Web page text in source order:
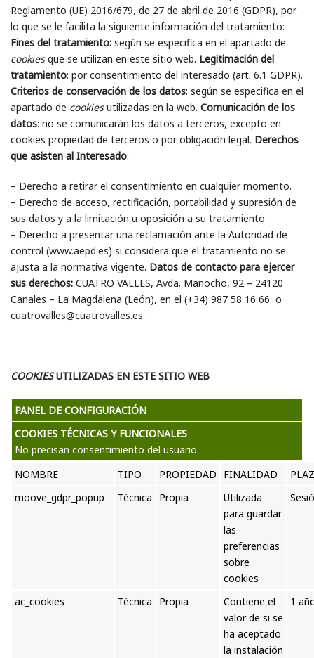
Reglamento (UE) 2016/679, de 27 de abril de 2016 (GDPR), por
lo que se le facilita la siguiente información del tratamiento:
Fines del tratamiento: según se especifica en el apartado de
cookiesque se utilizan en este sitio web. Legitimación del
tratamiento: por consentimiento del interesado (art. 6.1 GDPR).
Criterios de conservación de los datos: según se especifica en el
apartado de cookiesutilizadas en la web. Comunicación de los
datos: no se comunicarán los datos a terceros, excepto en
cookies propiedad de terceros o por obligación legal. Derechos
que asisten al Interesado:
– Derecho a retirar el consentimiento en cualquier momento.
– Derecho de acceso, rectificación, portabilidad y supresión de
sus datos y a la limitación u oposición a su tratamiento.
– Derecho a presentar una reclamación ante la Autoridad de
control (www.aepd.es) si considera que el tratamiento no se
ajusta a la normativa vigente. Datos de contacto para ejercer
sus derechos: CUATRO VALLES, Avda. Manocho, 92 – 24120
Canales – La Magdalena (León), en el (+34) 987 58 16 66 o
cuatrovalles@cuatrovalles.es.
COOKIESUTILIZADAS EN ESTE SITIO WEB
PANEL DE CONFIGURACIÓN
COOKIES TÉCNICAS Y FUNCIONALES
No precisan consentimiento del usuario
NOMBRE
TIPO PROPIEDAD FINALIDAD
moove_gdpr_popup
Técnica Propia
Utilizada
para guardar
las
preferencias
sobre
cookies
ac_cookies Técnica Propia
Contiene el
valor de si se
ha aceptado
la instalación
1